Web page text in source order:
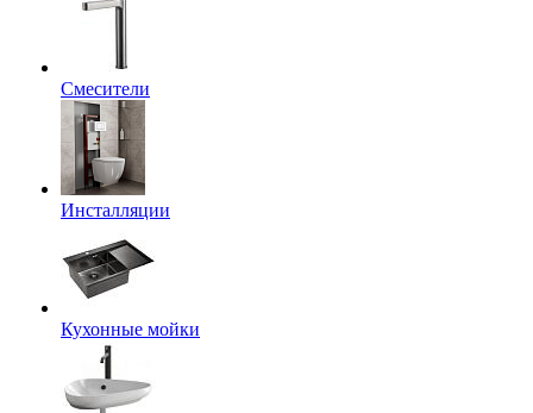
Смесители
Инсталляции
Кухонные мойки